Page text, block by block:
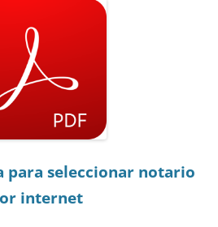
para seleccionar notario
internet